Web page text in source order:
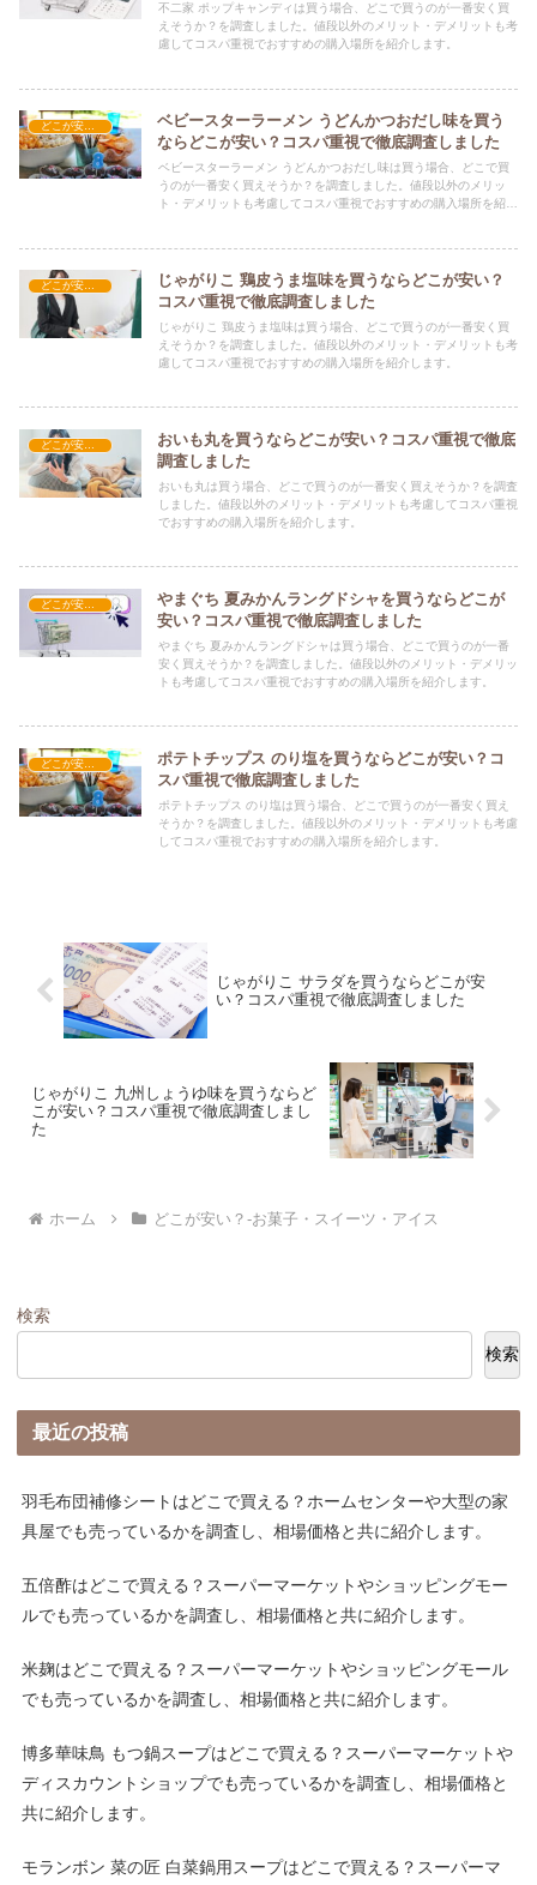
不二家 ポップキャンディは買う場合、どこで買うのが一番安く買
えそうか？を調査しました。値段以外のメリット・デメリットも考
慮してコスパ重視でおすすめの購入場所を紹介します。
どこが安い？-お菓子・スイーツ・アイス
ベビースターラーメン うどんかつおだし味を買う
ならどこが安い？コスパ重視で徹底調査しました
ベビースターラーメン うどんかつおだし味は買う場合、どこで買
うのが一番安く買えそうか？を調査しました。値段以外のメリッ
ト・デメリットも考慮してコスパ重視でおすすめの購入場所を紹介
どこが安い？-お菓子・スイーツ・アイス
じゃがりこ 鶏皮うま塩味を買うならどこが安い？
コスパ重視で徹底調査しました
じゃがりこ 鶏皮うま塩味は買う場合、どこで買うのが一番安く買
えそうか？を調査しました。値段以外のメリット・デメリットも考
慮してコスパ重視でおすすめの購入場所を紹介します。
どこが安い？-お菓子・スイーツ・アイス
おいも丸を買うならどこが安い？コスパ重視で徹底
調査しました
おいも丸は買う場合、どこで買うのが一番安く買えそうか？を調査
しました。値段以外のメリット・デメリットも考慮してコスパ重視
でおすすめの購入場所を紹介します。
どこが安い？-お菓子・スイーツ・アイス
やまぐち 夏みかんラングドシャを買うならどこが
安い？コスパ重視で徹底調査しました
やまぐち 夏みかんラングドシャは買う場合、どこで買うのが一番
安く買えそうか？を調査しました。値段以外のメリット・デメリッ
トも考慮してコスパ重視でおすすめの購入場所を紹介します。
どこが安い？-お菓子・スイーツ・アイス
ポテトチップス のり塩を買うならどこが安い？コ
スパ重視で徹底調査しました
ポテトチップス のり塩は買う場合、どこで買うのが一番安く買え
そうか？を調査しました。値段以外のメリット・デメリットも考慮
してコスパ重視でおすすめの購入場所を紹介します。
じゃがりこ サラダを買うならどこが安
い？コスパ重視で徹底調査しました
じゃがりこ 九州しょうゆ味を買うならど
こが安い？コスパ重視で徹底調査しまし
た
ホーム どこが安い？-お菓子・スイーツ・アイス
検索
検索
最近の投稿
羽毛布団補修シートはどこで買える？ホームセンターや大型の家
具屋でも売っているかを調査し、相場価格と共に紹介します。
五倍酢はどこで買える？スーパーマーケットやショッピングモー
ルでも売っているかを調査し、相場価格と共に紹介します。
米麹はどこで買える？スーパーマーケットやショッピングモール
でも売っているかを調査し、相場価格と共に紹介します。
博多華味鳥 もつ鍋スープはどこで買える？スーパーマーケットや
ディスカウントショップでも売っているかを調査し、相場価格と
共に紹介します。
モランボン 菜の匠 白菜鍋用スープはどこで買える？スーパーマ